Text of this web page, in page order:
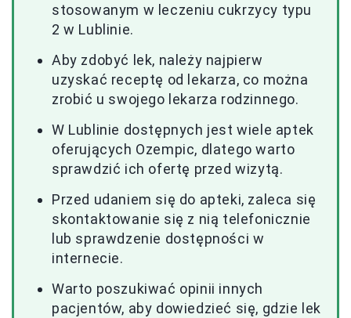
stosowanym w leczeniu cukrzycy typu
2 w Lublinie.
Aby zdobyć lek, należy najpierw
uzyskać receptę od lekarza, co można
zrobić u swojego lekarza rodzinnego.
W Lublinie dostępnych jest wiele aptek
oferujących Ozempic, dlatego warto
sprawdzić ich ofertę przed wizytą.
Przed udaniem się do apteki, zaleca się
skontaktowanie się z nią telefonicznie
lub sprawdzenie dostępności w
internecie.
Warto poszukiwać opinii innych
pacjentów, aby dowiedzieć się, gdzie lek